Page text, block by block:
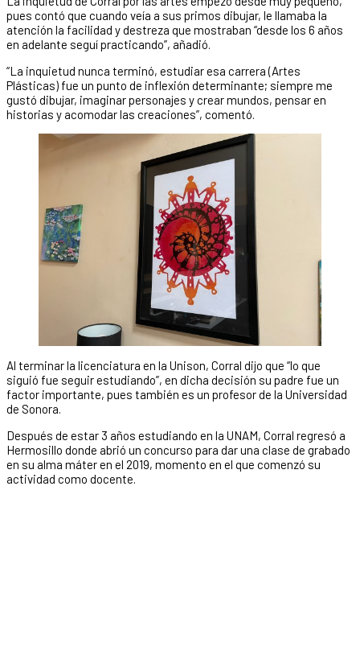
pues contó que cuando veía a sus primos dibujar, le llamaba la
atención la facilidad y destreza que mostraban “desde los 6 años
en adelante seguí practicando”, añadió.
“La inquietud nunca terminó, estudiar esa carrera (Artes
Plásticas) fue un punto de inflexión determinante; siempre me
gustó dibujar, imaginar personajes y crear mundos, pensar en
historias y acomodar las creaciones”, comentó.
Al terminar la licenciatura en la Unison, Corral dijo que “lo que
siguió fue seguir estudiando”, en dicha decisión su padre fue un
factor importante, pues también es un profesor de la Universidad
de Sonora.
Después de estar 3 años estudiando en la UNAM, Corral regresó a
Hermosillo donde abrió un concurso para dar una clase de grabado
en su alma máter en el 2019, momento en el que comenzó su
actividad como docente.